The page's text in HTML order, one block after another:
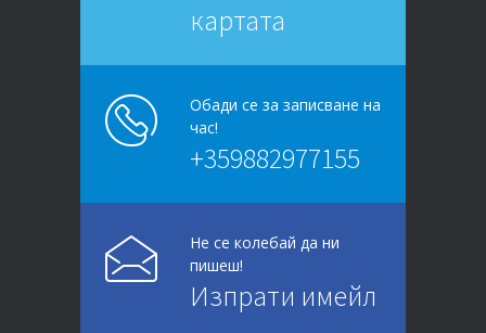
картата
Обади се за записване на
час!
+359882977155
Не се колебай да ни
пишеш!
Изпрати имейл